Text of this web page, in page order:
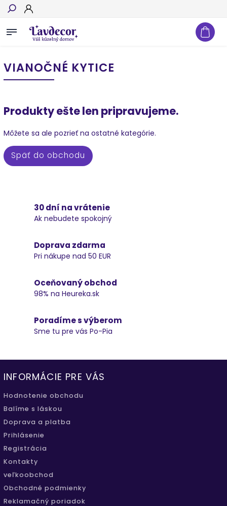
Hľadať
VIANOČNÉ KYTICE
Produkty ešte len pripravujeme.
Môžete sa ale pozrieť na ostatné kategórie.
Späť do obchodu
30 dní na vrátenie
Ak nebudete spokojný
Doprava zdarma
Pri nákupe nad 50 EUR
Oceňovaný obchod
98% na Heureka.sk
Poradíme s výberom
Sme tu pre vás Po-Pia
INFORMÁCIE PRE VÁS
Hodnotenie obchodu
Balíme s láskou
Doprava a platba
Prihlásenie
Registrácia
Kontakty
veľkoobchod
Obchodné podmienky
Reklamačný poriadok